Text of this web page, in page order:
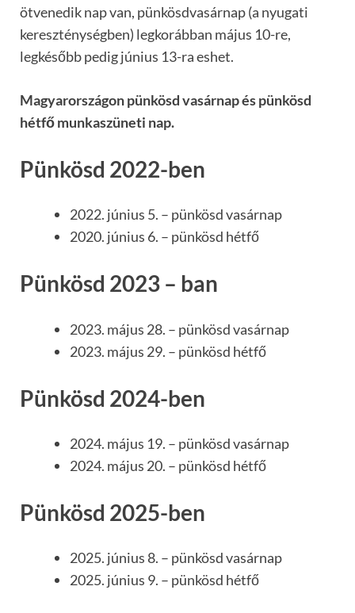
ötvenedik nap van, pünkösdvasárnap (a nyugati
kereszténységben) legkorábban május 10-re,
legkésőbb pedig június 13-ra eshet.
Magyarországon pünkösd vasárnap és pünkösd
hétfő munkaszüneti nap.
Pünkösd 2022-ben
2022. június 5. – pünkösd vasárnap
2020. június 6. – pünkösd hétfő
Pünkösd 2023 – ban
2023. május 28. – pünkösd vasárnap
2023. május 29. – pünkösd hétfő
Pünkösd 2024-ben
2024. május 19. – pünkösd vasárnap
2024. május 20. – pünkösd hétfő
Pünkösd 2025-ben
2025. június 8. – pünkösd vasárnap
2025. június 9. – pünkösd hétfő